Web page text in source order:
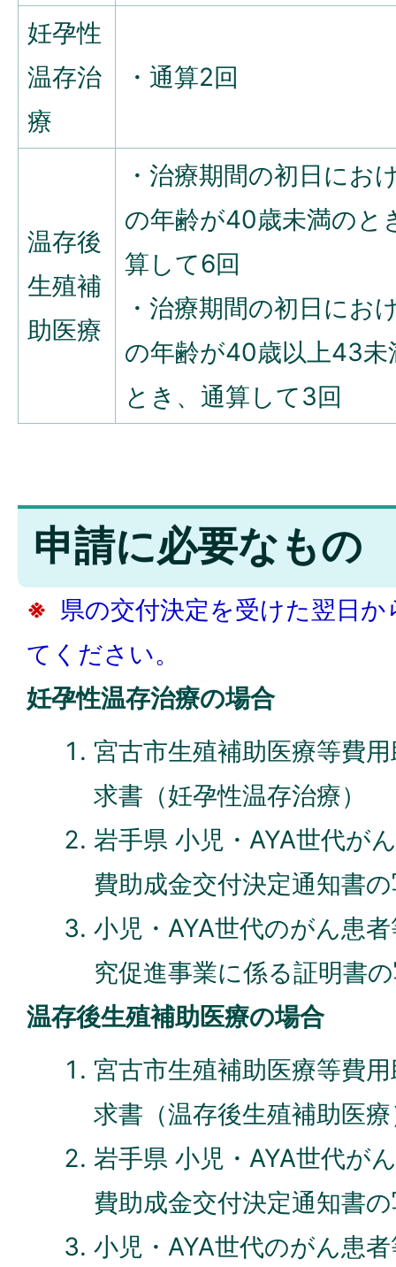
妊孕性
温存治
療
・通算2回
温存後
生殖補
助医療
・治療期間の初日にお
の年齢が40歳未満のと
算して6回
・治療期間の初日にお
の年齢が40歳以上43未
とき、通算して3回
申請に必要なもの
※ 県の交付決定を受けた翌日
てください。
妊孕性温存治療の場合
宮古市生殖補助医療等費
求書（妊孕性温存治療）
岩手県 小児・AYA世代が
費助成金交付決定通知書
小児・AYA世代のがん患
究促進事業に係る証明書
温存後生殖補助医療の場合
宮古市生殖補助医療等費
求書（温存後生殖補助医
岩手県 小児・AYA世代が
費助成金交付決定通知書
小児・AYA世代のがん患